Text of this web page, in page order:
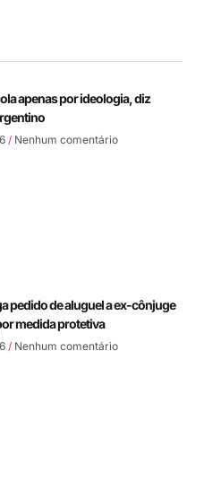
apenas por ideologia, diz
Nenhum comentário
pedido de aluguel a ex-cônjuge
medida protetiva
Nenhum comentário